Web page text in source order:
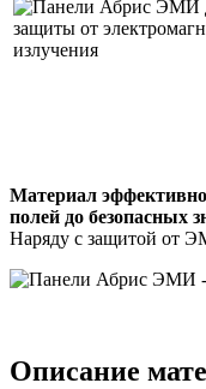
Материал
полей до безопасных
Наряду с защитой от
Описание